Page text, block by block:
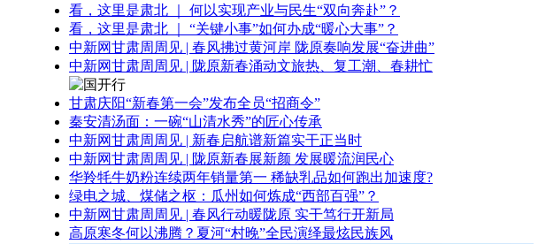
看，这里是肃北 ｜ 何以实现产业与民生“双向奔赴”？
看，这里是肃北 ｜ “关键小事”如何办成“暖心大事”？
中新网甘肃周周见 | 春风拂过黄河岸 陇原奏响发展“奋进曲”
中新网甘肃周周见 | 陇原新春涌动文旅热、复工潮、春耕忙
甘肃庆阳“新春第一会”发布全员“招商令”
秦安清汤面：一碗“山清水秀”的匠心传承
中新网甘肃周周见 | 新春启航谱新篇实干正当时
中新网甘肃周周见 | 陇原新春展新颜 发展暖流润民心
华羚牦牛奶粉连续两年销量第一 稀缺乳品如何跑出加速度?
绿电之城、煤储之枢：瓜州如何炼成“西部百强”？
中新网甘肃周周见 | 春风行动暖陇原 实干笃行开新局
高原寒冬何以沸腾？夏河“村晚”全民演绎最炫民族风